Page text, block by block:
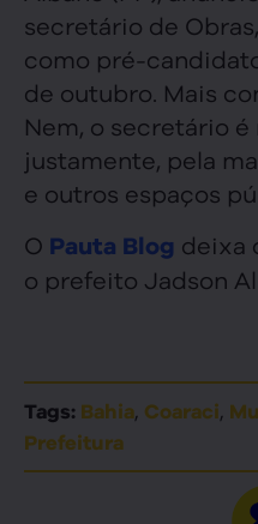
secretário de
como pré-
de outubro. Mais
Nem, o secretário é
justamente, pela
e outros espaços
O Pauta Blog deixa
o prefeito Jadson
Tags: Bahia, Coaraci,
Prefeitura